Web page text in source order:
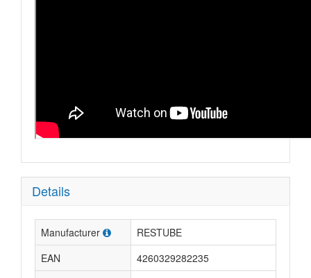
Details
Manufacturer
RESTUBE
EAN
4260329282235